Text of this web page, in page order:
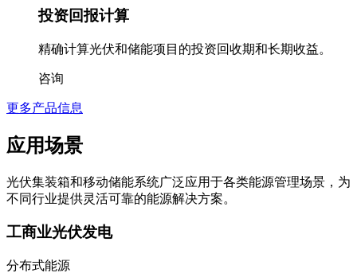
投资回报计算
精确计算光伏和储能项目的投资回收期和长期收益。
咨询
更多产品信息
应用场景
光伏集装箱和移动储能系统广泛应用于各类能源管理场景，为
不同行业提供灵活可靠的能源解决方案。
工商业光伏发电
分布式能源